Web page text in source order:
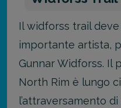
Il widforss trail
importante artista,
Gunnar Widforss. Il
North Rim è lungo
l’attraversamento